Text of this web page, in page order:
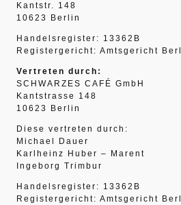
Kantstr. 148
10623 Berlin
Handelsregister: 13362B
Registergericht: Amtsgericht
Vertreten durch:
SCHWARZES CAFÉ GmbH
Kantstrasse 148
10623 Berlin
Diese vertreten durch:
Michael Dauer
Karlheinz Huber – Marent
Ingeborg Trimbur
Handelsregister: 13362B
Registergericht: Amtsgericht